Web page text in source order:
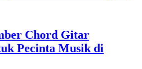
Chord Gitar
Pecinta Musik di